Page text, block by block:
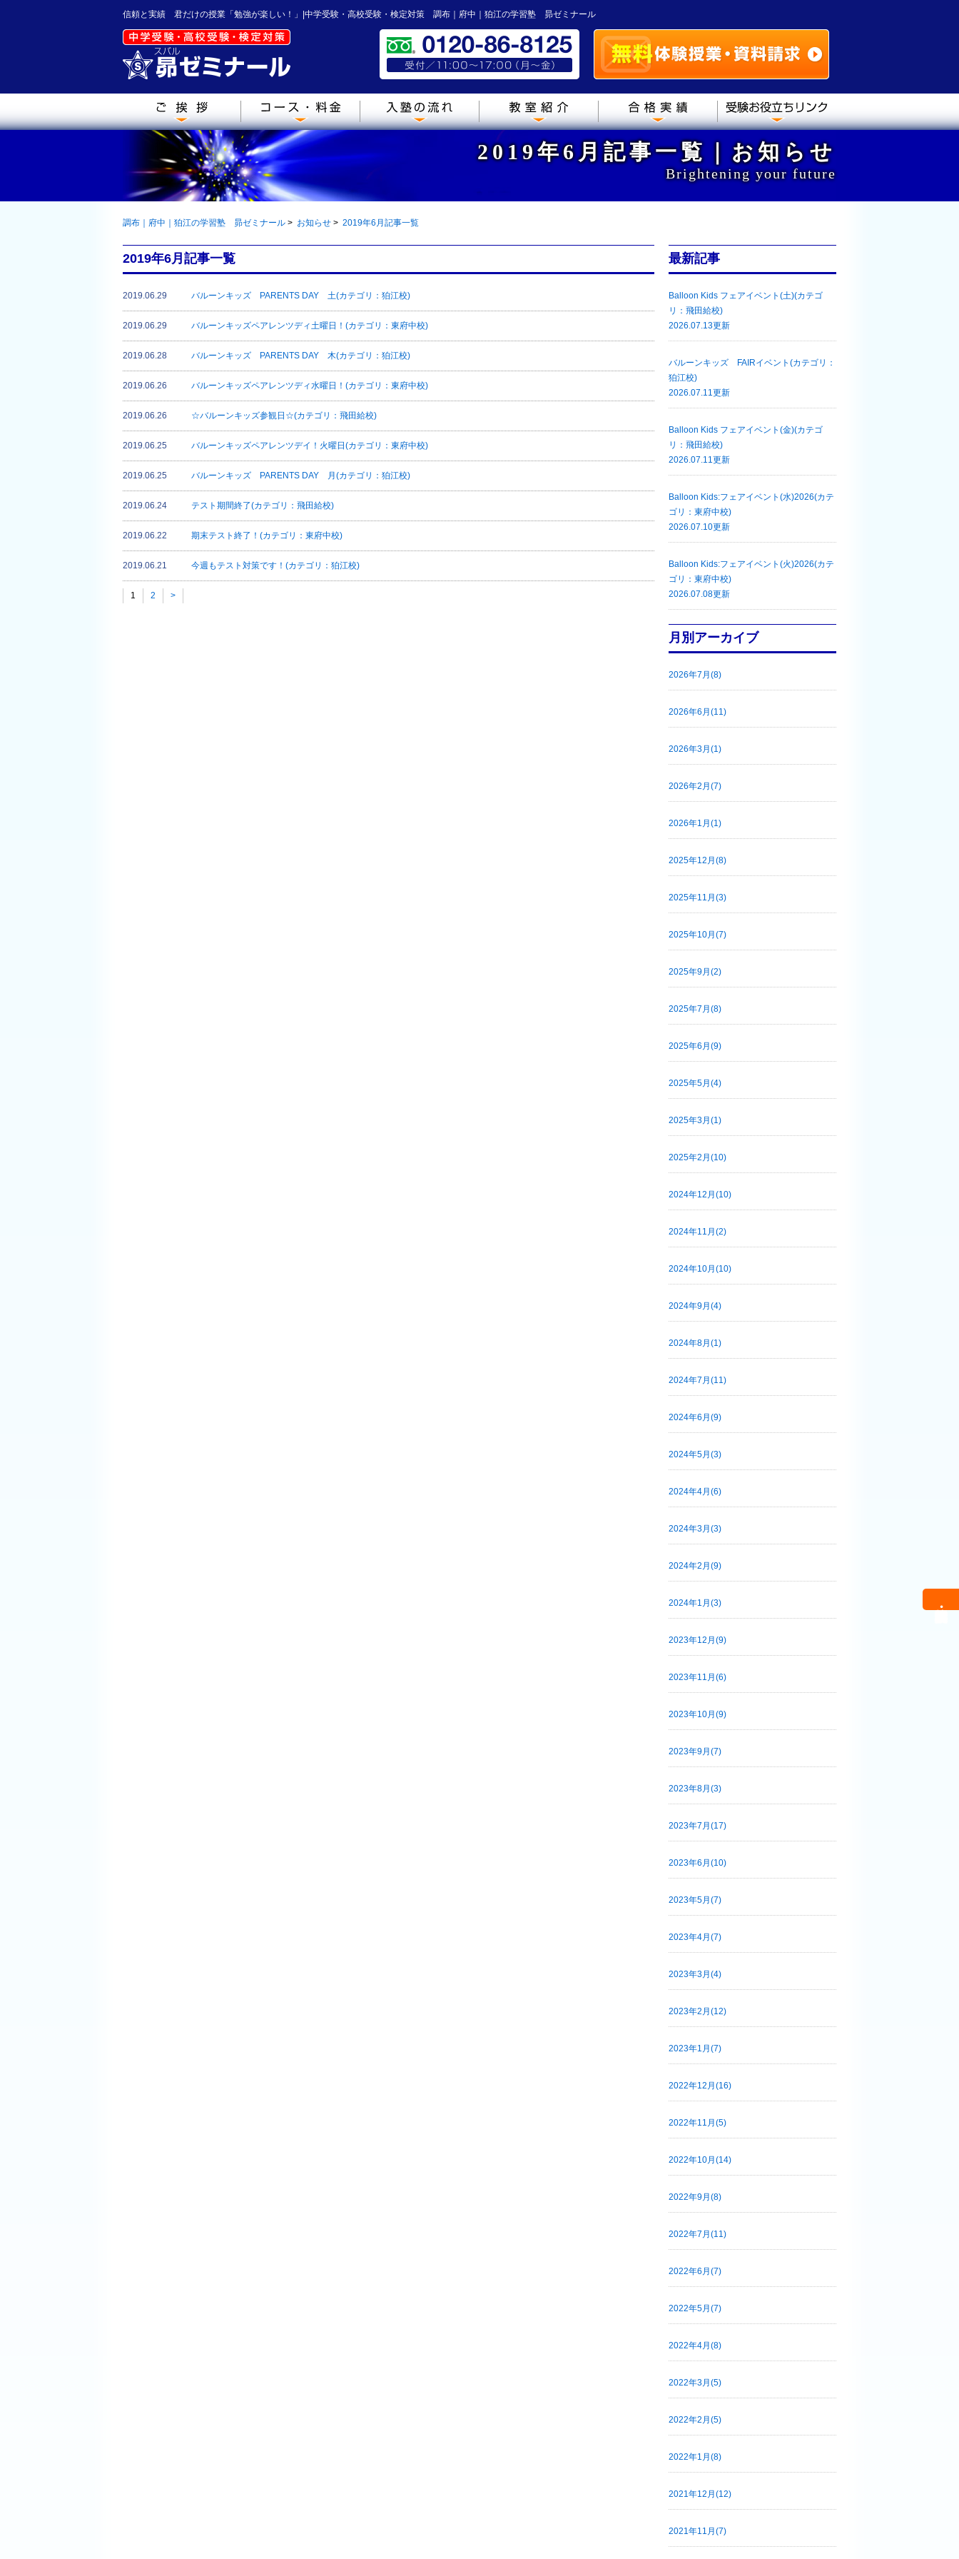
信頼と実績 君だけの授業「勉強が楽しい！」|中学受験・高校受験・検定対策 調布｜府中｜狛江の学習塾 昴ゼミナール
2019年6月記事一覧｜お知らせ
Brightening your future
調布｜府中｜狛江の学習塾 昴ゼミナール > お知らせ > 2019年6月記事一覧
2019年6月記事一覧
2019.06.29 バルーンキッズ PARENTS DAY 土(カテゴリ：狛江校)
2019.06.29 バルーンキッズペアレンツディ土曜日！(カテゴリ：東府中校)
2019.06.28 バルーンキッズ PARENTS DAY 木(カテゴリ：狛江校)
2019.06.26 バルーンキッズペアレンツディ水曜日！(カテゴリ：東府中校)
2019.06.26 ☆バルーンキッズ参観日☆(カテゴリ：飛田給校)
2019.06.25 バルーンキッズペアレンツデイ！火曜日(カテゴリ：東府中校)
2019.06.25 バルーンキッズ PARENTS DAY 月(カテゴリ：狛江校)
2019.06.24 テスト期間終了(カテゴリ：飛田給校)
2019.06.22 期末テスト終了！(カテゴリ：東府中校)
2019.06.21 今週もテスト対策です！(カテゴリ：狛江校)
1 2 >
最新記事
Balloon Kids フェアイベント(土)(カテゴ
リ：飛田給校)
2026.07.13更新
バルーンキッズ FAIRイベント(カテゴリ：
狛江校)
2026.07.11更新
Balloon Kids フェアイベント(金)(カテゴ
リ：飛田給校)
2026.07.11更新
Balloon Kids:フェアイベント(水)2026(カテ
ゴリ：東府中校)
2026.07.10更新
Balloon Kids:フェアイベント(火)2026(カテ
ゴリ：東府中校)
2026.07.08更新
月別アーカイブ
2026年7月(8)
2026年6月(11)
2026年3月(1)
2026年2月(7)
2026年1月(1)
2025年12月(8)
2025年11月(3)
2025年10月(7)
2025年9月(2)
2025年7月(8)
2025年6月(9)
2025年5月(4)
2025年3月(1)
2025年2月(10)
2024年12月(10)
2024年11月(2)
2024年10月(10)
2024年9月(4)
2024年8月(1)
2024年7月(11)
2024年6月(9)
2024年5月(3)
2024年4月(6)
2024年3月(3)
2024年2月(9)
2024年1月(3)
2023年12月(9)
2023年11月(6)
2023年10月(9)
2023年9月(7)
2023年8月(3)
2023年7月(17)
2023年6月(10)
2023年5月(7)
2023年4月(7)
2023年3月(4)
2023年2月(12)
2023年1月(7)
2022年12月(16)
2022年11月(5)
2022年10月(14)
2022年9月(8)
2022年7月(11)
2022年6月(7)
2022年5月(7)
2022年4月(8)
2022年3月(5)
2022年2月(5)
2022年1月(8)
2021年12月(12)
2021年11月(7)